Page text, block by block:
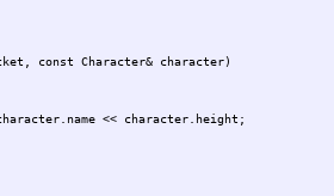
const Character& character)
<< character.height;